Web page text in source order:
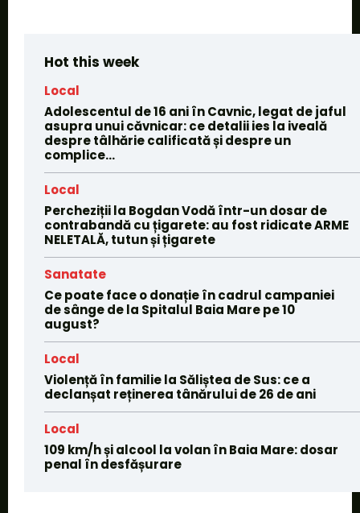
Hot this week
Local
Adolescentul de 16 ani în Cavnic, legat de jaful
asupra unui căvnicar: ce detalii ies la iveală
despre tâlhărie calificată și despre un
complice...
Local
Percheziții la Bogdan Vodă într-un dosar de
contrabandă cu țigarete: au fost ridicate ARME
NELETALĂ, tutun și țigarete
Sanatate
Ce poate face o donație în cadrul campaniei
de sânge de la Spitalul Baia Mare pe 10
august?
Local
Violență în familie la Săliștea de Sus: ce a
declanșat reținerea tânărului de 26 de ani
Local
109 km/h și alcool la volan în Baia Mare: dosar
penal în desfășurare